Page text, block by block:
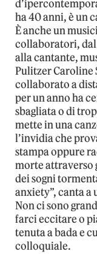
ha 40 anni, è un
È anche un
collaboratori, dal
alla cantante,
Pulitzer Caroline
collaborato a
per un anno ha
sbagliata o di
mette in una
l’invidia che
stampa oppure
morte attraverso
dei sogni
anxiety”, canta a
Non ci sono
farci eccitare o
tenuta a bada e
colloquiale.